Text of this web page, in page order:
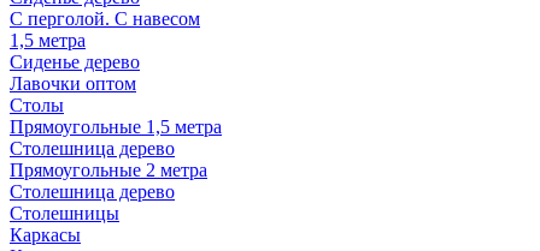
С перголой. С навесом
1,5 метра
Сиденье дерево
Лавочки оптом
Столы
Прямоугольные 1,5 метра
Столешница дерево
Прямоугольные 2 метра
Столешница дерево
Столешницы
Каркасы